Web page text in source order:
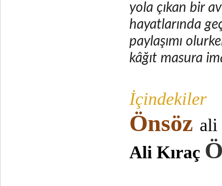
yola çıkan bir
hayatlarında
paylaşımı
kâğıt masura
İçindekiler
Önsöz ali
Ali Kıraç